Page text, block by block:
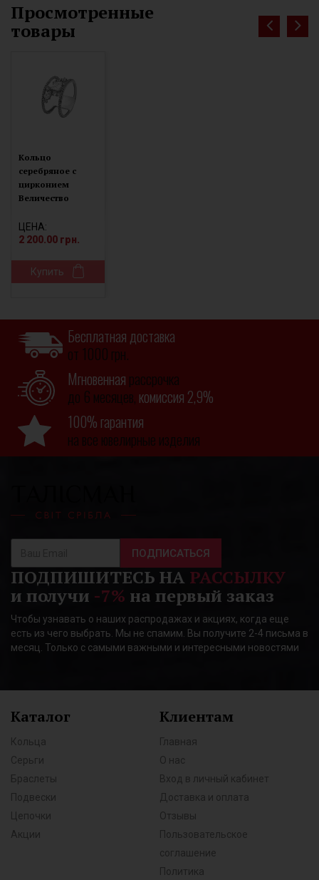
Просмотренные
товары
Кольцо
серебряное с
цирконием
Величество
ЦЕНА:
2 200.00 грн.
Купить
Бесплатная доставка
от 1000 грн.
Мгновенная рассрочка
до 6 месяцев, комиссия 2,9%
100% гарантия
на все ювелирные изделия
ПОДПИСАТЬСЯ
ПОДПИШИТЕСЬ НА РАССЫЛКУ
и получи -7% на первый заказ
Чтобы узнавать о наших распродажах и акциях, когда еще
есть из чего выбрать. Мы не спамим. Вы получите 2-4 письма в
месяц. Только с самыми важными и интересными новостями
Каталог
Кольца
Серьги
Браслеты
Подвески
Цепочки
Акции
Клиентам
Главная
О нас
Вход в личный кабинет
Доставка и оплата
Отзывы
Пользовательское
соглашение
Политика